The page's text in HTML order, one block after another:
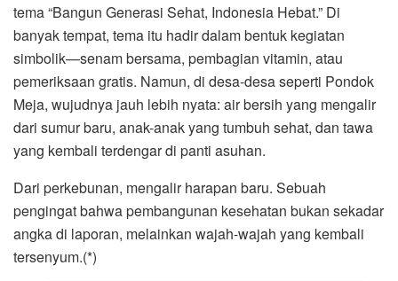
tema “Bangun Generasi Sehat, Indonesia Hebat.” Di
banyak tempat, tema itu hadir dalam bentuk kegiatan
simbolik—senam bersama, pembagian vitamin, atau
pemeriksaan gratis. Namun, di desa-desa seperti Pondok
Meja, wujudnya jauh lebih nyata: air bersih yang mengalir
dari sumur baru, anak-anak yang tumbuh sehat, dan tawa
yang kembali terdengar di panti asuhan.
Dari perkebunan, mengalir harapan baru. Sebuah
pengingat bahwa pembangunan kesehatan bukan sekadar
angka di laporan, melainkan wajah-wajah yang kembali
tersenyum.(*)